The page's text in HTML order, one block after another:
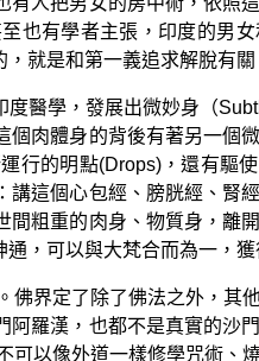
也有學者主張，印度的男
就是和第一義追求解脫有
醫學，發展出微妙身（
肉體身的背後有著另一個
行的明點(Drops)，還有驅
這個心包經、膀胱經、腎
粗重的肉身、物質身，離
，可以與大梵合而為一，
界定了除了佛法之外，其
羅漢，也都不是真實的沙
以像外道一樣修學咒術、